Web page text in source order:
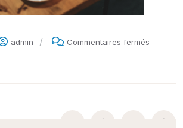
admin Commentaires fermés